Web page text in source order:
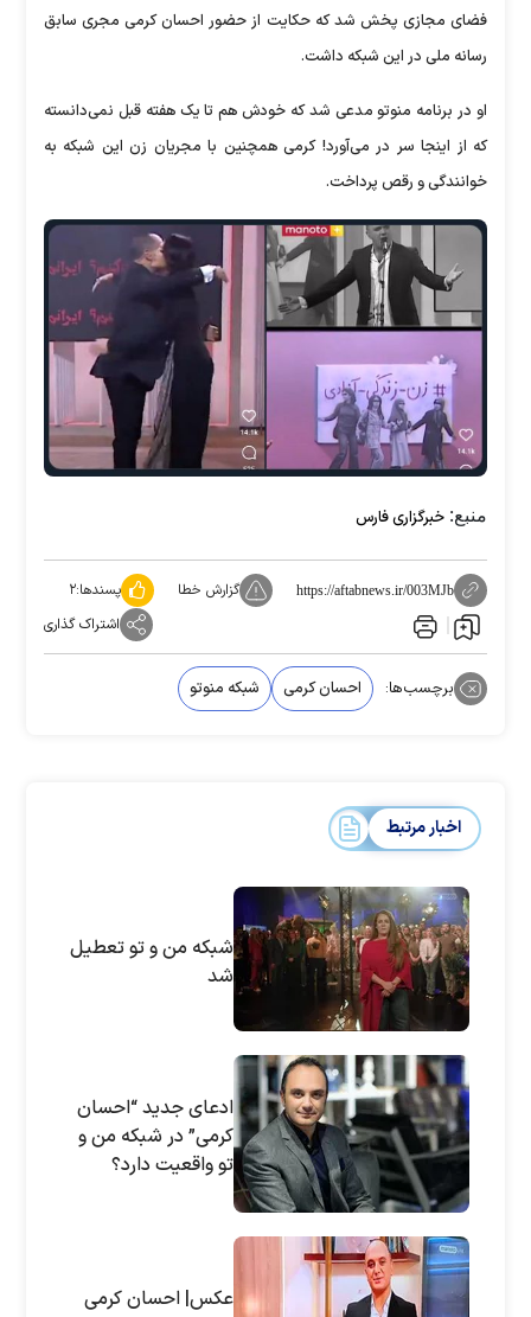
فضای مجازی پخش شد که حکایت از حضور احسان کرمی مجری سابق
رسانه ملی در این شبکه داشت.
او در برنامه منوتو مدعی شد که خودش هم تا یک هفته قبل نمی‌دانسته
که از اینجا سر در می‌آورد! کرمی همچنین با مجریان زن این شبکه به
خوانندگی و رقص پرداخت.
منبع: خبرگزاری فارس
https://aftabnews.ir/003MJb گزارش خطا پسندها:۲
اشتراک گذاری
برچسب‌ها: احسان کرمی شبکه منوتو
اخبار مرتبط
شبکه من و تو تعطیل
شد
ادعای جدید “احسان
کرمی” در شبکه من و
تو واقعیت دارد؟
عکس| احسان کرمی